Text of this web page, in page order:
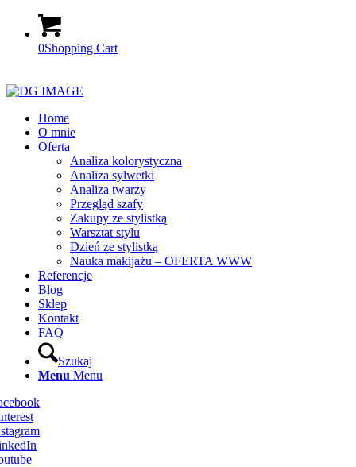
0Shopping Cart
Home
O mnie
Oferta
Analiza kolorystyczna
Analiza sylwetki
Analiza twarzy
Przegląd szafy
Zakupy ze stylistką
Warsztat stylu
Dzień ze stylistką
Nauka makijażu – OFERTA WWW
Referencje
Blog
Sklep
Kontakt
FAQ
Szukaj
Menu Menu